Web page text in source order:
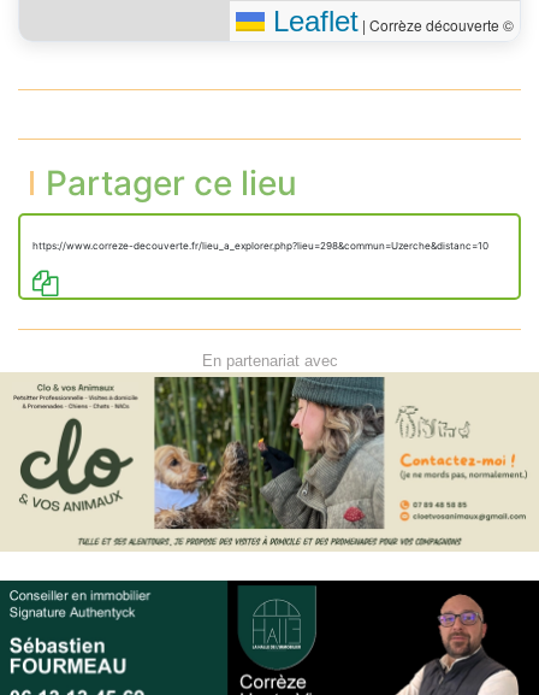
Leaflet | Corrèze découverte ©
Partager ce lieu
https://www.correze-decouverte.fr/lieu_a_explorer.php?lieu=298&commun=Uzerche&distanc=10
En partenariat avec